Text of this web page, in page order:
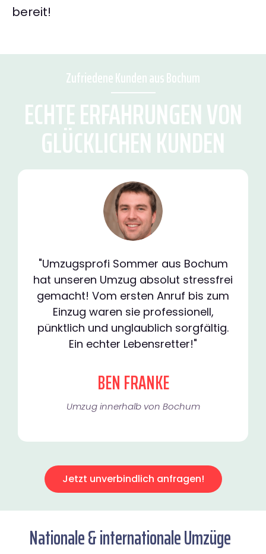
bereit!
Zufriedene Kunden aus Bochum
ECHTE ERFAHRUNGEN VON
GLÜCKLICHEN KUNDEN
"Umzugsprofi Sommer aus Bochum
hat unseren Umzug absolut stressfrei
gemacht! Vom ersten Anruf bis zum
Einzug waren sie professionell,
pünktlich und unglaublich sorgfältig.
Ein echter Lebensretter!"
BEN FRANKE
Umzug innerhalb von Bochum​
Jetzt unverbindlich anfragen!
Nationale & internationale Umzüge